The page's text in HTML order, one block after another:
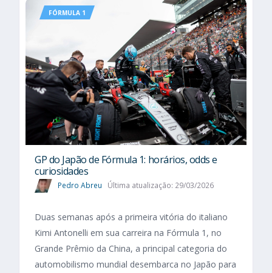
FÓRMULA 1
GP do Japão de Fórmula 1: horários, odds e
curiosidades
Pedro Abreu Última atualização: 29/03/2026
Duas semanas após a primeira vitória do italiano
Kimi Antonelli em sua carreira na Fórmula 1, no
Grande Prêmio da China, a principal categoria do
automobilismo mundial desembarca no Japão para